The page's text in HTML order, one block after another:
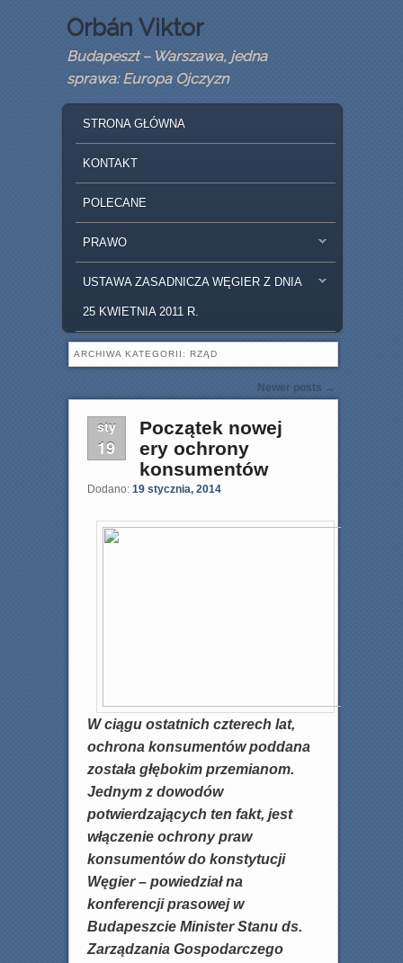
Orbán Viktor
Budapeszt – Warszawa, jedna
sprawa: Europa Ojczyzn
GŁÓWNE MENU
SKIP TO PRIMARY CONTENT
SKIP TO SECONDARY CONTENT
STRONA GŁÓWNA
KONTAKT
POLECANE
PRAWO
USTAWA ZASADNICZA WĘGIER Z DNIA
25 KWIETNIA 2011 R.
ARCHIWA KATEGORII: RZĄD
Newer posts →
sty
19
Początek nowej
ery ochrony
konsumentów
Dodano: 19 stycznia, 2014
W ciągu ostatnich czterech lat,
ochrona konsumentów poddana
została głębokim przemianom.
Jednym z dowodów
potwierdzających ten fakt, jest
włączenie ochrony praw
konsumentów do konstytucji
Węgier – powiedział na
konferencji prasowej w
Budapeszcie Minister Stanu ds.
Zarządzania Gospodarczego